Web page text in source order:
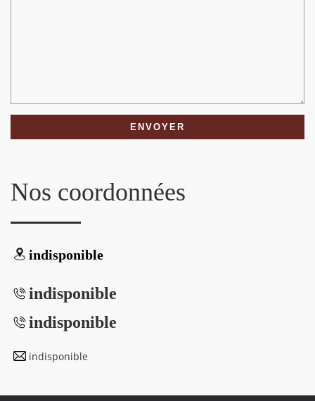
Nos coordonnées
indisponible
indisponible
indisponible
indisponible